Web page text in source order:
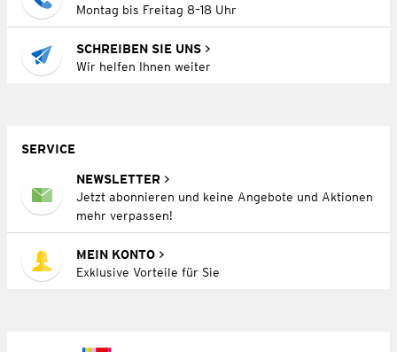
Montag bis Freitag 8–18 Uhr
SCHREIBEN SIE UNS
Wir helfen Ihnen weiter
SERVICE
NEWSLETTER
Jetzt abonnieren und keine Angebote und Aktionen
mehr verpassen!
MEIN KONTO
Exklusive Vorteile für Sie